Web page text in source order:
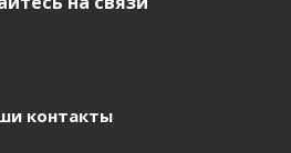
контакты